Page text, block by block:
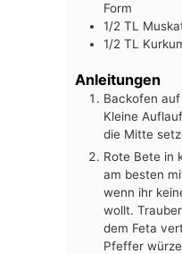
Form
1/2 TL
1/2 TL
Anleitungen
Backofen
Kleine
die Mitte
Rote Bete in
am besten
wenn ihr
wollt.
dem Feta
Pfeffer